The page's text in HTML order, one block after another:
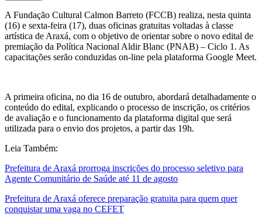
A Fundação Cultural Calmon Barreto (FCCB) realiza, nesta quinta
(16) e sexta-feira (17), duas oficinas gratuitas voltadas à classe
artística de Araxá, com o objetivo de orientar sobre o novo edital de
premiação da Política Nacional Aldir Blanc (PNAB) – Ciclo 1. As
capacitações serão conduzidas on-line pela plataforma Google Meet.
A primeira oficina, no dia 16 de outubro, abordará detalhadamente o
conteúdo do edital, explicando o processo de inscrição, os critérios
de avaliação e o funcionamento da plataforma digital que será
utilizada para o envio dos projetos, a partir das 19h.
Leia Também:
Prefeitura de Araxá prorroga inscrições do processo seletivo para
Agente Comunitário de Saúde até 11 de agosto
Prefeitura de Araxá oferece preparação gratuita para quem quer
conquistar uma vaga no CEFET